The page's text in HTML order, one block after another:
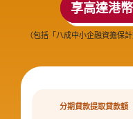
享高達港
（包括「八成中小企融資擔保
分期貸款提取貸款額